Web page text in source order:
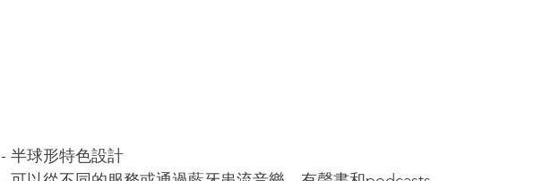
- 半球形特色設計